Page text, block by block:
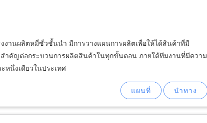
งานผลิตหมี่ซั่วชั้นนำ มีการวางแผนการผลิตเพื่อให้ได้สินค้าที่มี
ำคัญต่อกระบวนการผลิตสินค้าในทุกขั้นตอน ภายใต้ทีมงานที่มีความ
นึ่งเดียวในประเทศ